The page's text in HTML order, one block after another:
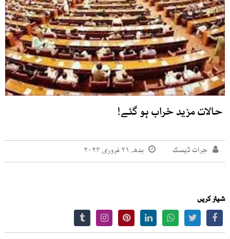
حالات مزید خراب ہو گئے!
جرات ڈیسک بدھ, ۲۱ فروری ۲۰۲۴
شیئر کریں